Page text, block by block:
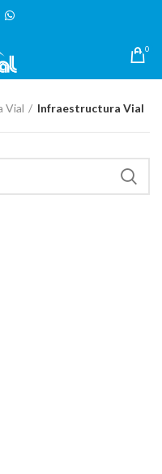
0
Vial Infraestructura Vial
BUSCAL CUSCO